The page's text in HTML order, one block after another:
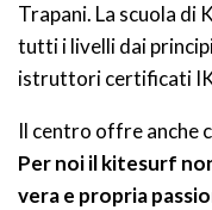
Trapani. La scuola
tutti i livelli dai
istruttori certificati
Il centro offre anche
Per noi il kitesurf
vera e propria